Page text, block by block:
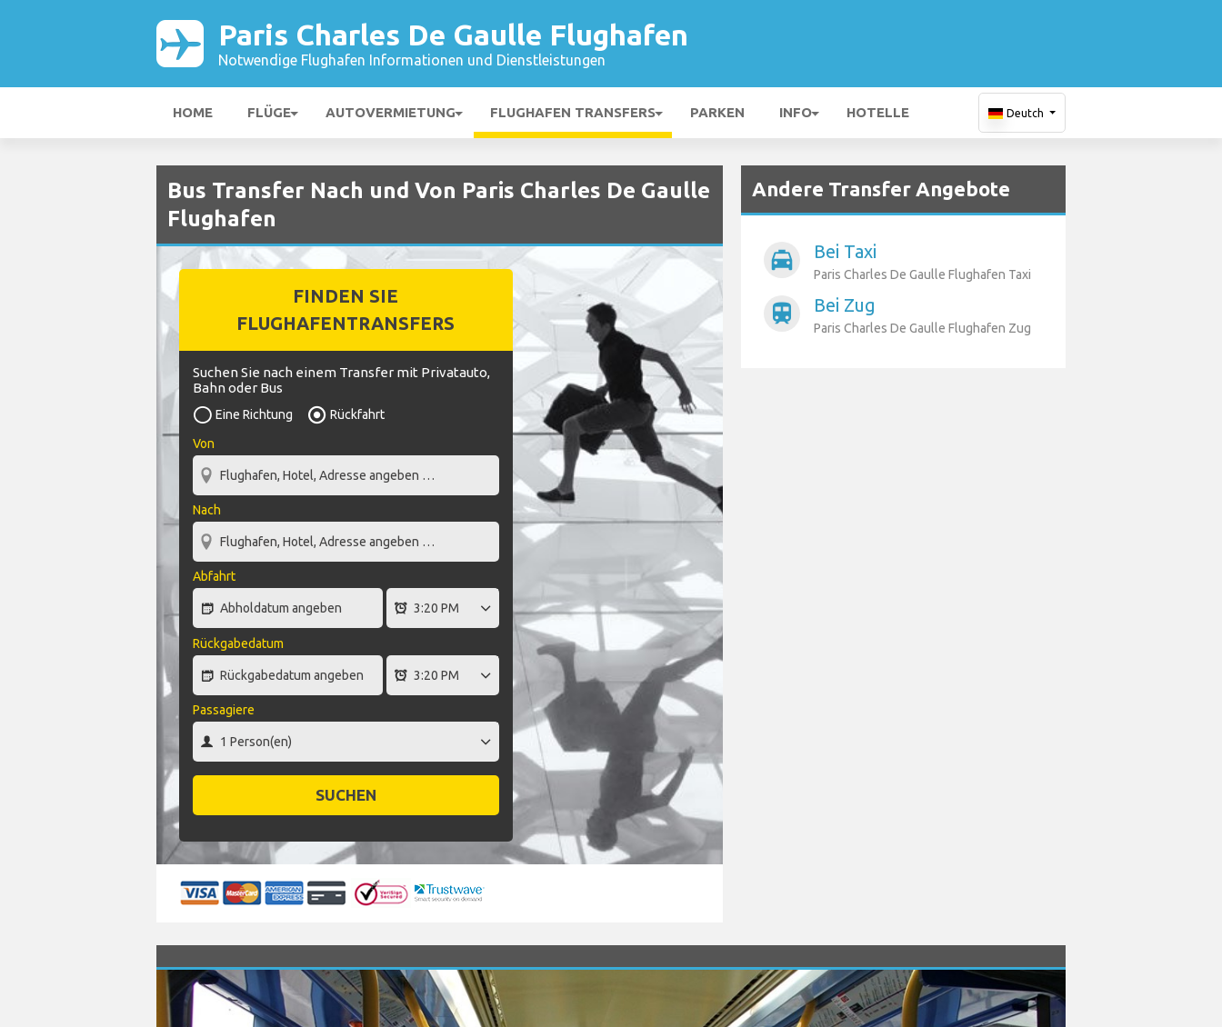
Paris Charles De Gaulle Flughafen
Notwendige Flughafen Informationen und Dienstleistungen
HOME FLÜGE AUTOVERMIETUNG FLUGHAFEN TRANSFERS PARKEN INFO HOTELLE Deutch
Bus Transfer Nach und Von Paris Charles De Gaulle
Flughafen
FINDEN SIE
FLUGHAFENTRANSFERS
Suchen Sie nach einem Transfer mit Privatauto,
Bahn oder Bus
Eine Richtung
Rückfahrt
Von
Nach
Abfahrt
Rückgabedatum
Passagiere
SUCHEN
Andere Transfer Angebote
local_taxi Bei Taxi
Paris Charles De Gaulle Flughafen Taxi
train Bei Zug
Paris Charles De Gaulle Flughafen Zug